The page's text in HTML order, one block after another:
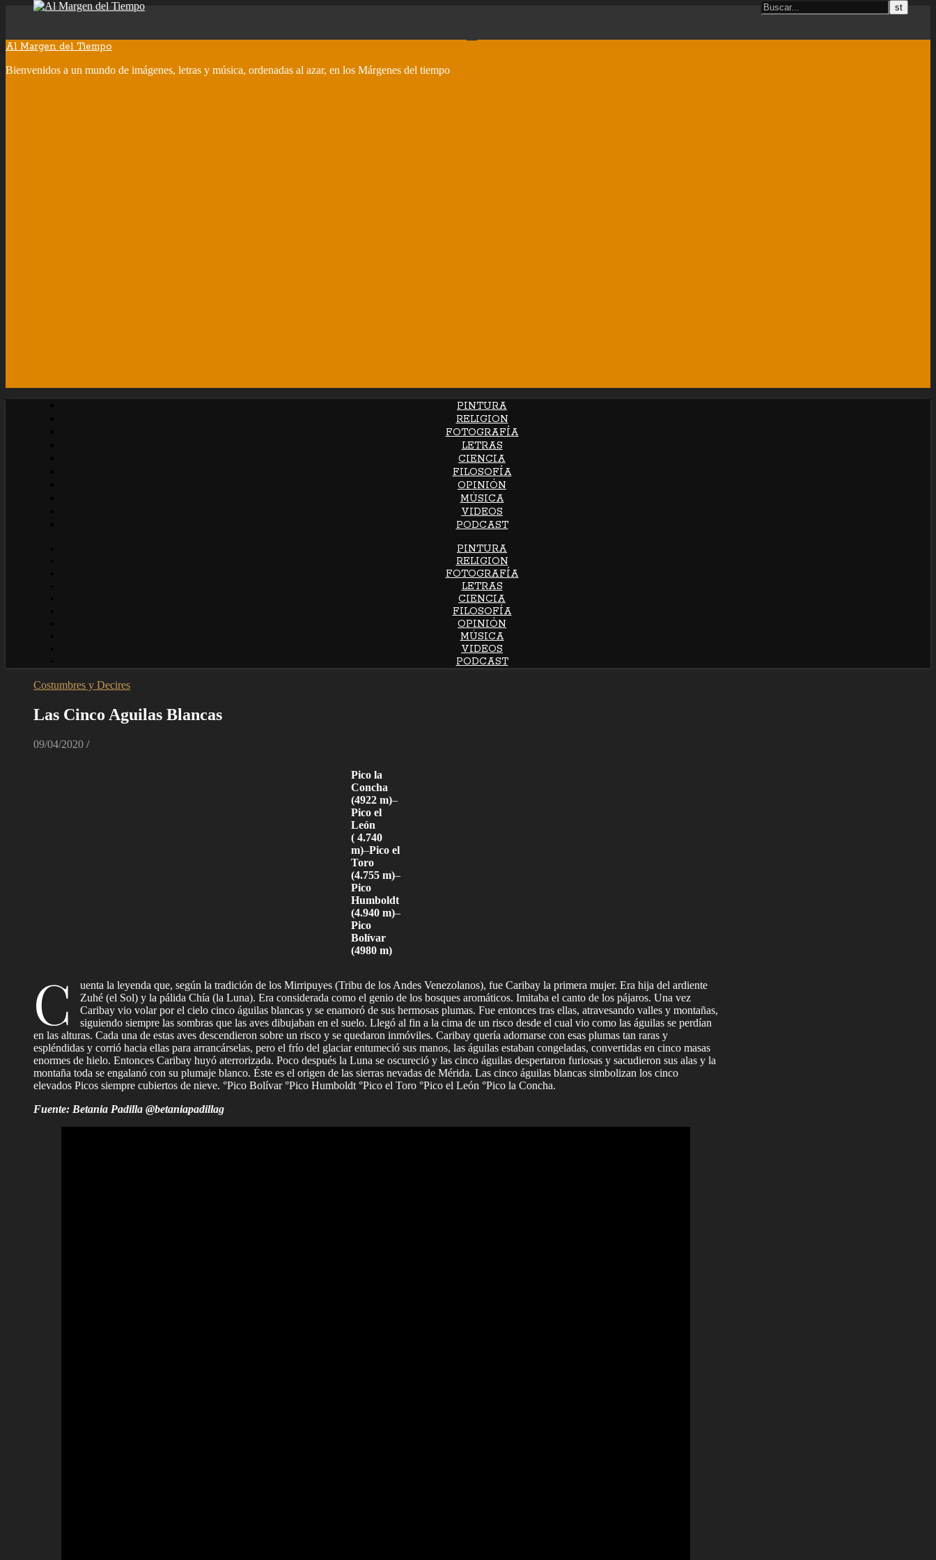
Al Margen del Tiempo
Bienvenidos a un mundo de imágenes, letras y música, ordenadas al azar, en los Márgenes del tiempo
PINTURA
RELIGION
FOTOGRAFÍA
LETRAS
CIENCIA
FILOSOFÍA
OPINIÓN
MÚSICA
VIDEOS
PODCAST
PINTURA
RELIGION
FOTOGRAFÍA
LETRAS
CIENCIA
FILOSOFÍA
OPINIÓN
MÚSICA
VIDEOS
PODCAST
Costumbres y Decires
Las Cinco Aguilas Blancas
09/04/2020 /
Pico la
Concha
(4922 m)–
Pico el
León
( 4.740
m)–Pico el
Toro
(4.755 m)–
Pico
Humboldt
(4.940 m)–
Pico
Bolívar
(4980 m)
C
uenta la leyenda que, según la tradición de los Mirripuyes (Tribu de los Andes Venezolanos), fue Caribay la primera mujer. Era hija del ardiente
Zuhé (el Sol) y la pálida Chía (la Luna). Era considerada como el genio de los bosques aromáticos. Imitaba el canto de los pájaros. Una vez
Caribay vio volar por el cielo cinco águilas blancas y se enamoró de sus hermosas plumas. Fue entonces tras ellas, atravesando valles y montañas,
siguiendo siempre las sombras que las aves dibujaban en el suelo. Llegó al fin a la cima de un risco desde el cual vio como las águilas se perdían
en las alturas. Cada una de estas aves descendieron sobre un risco y se quedaron inmóviles. Caribay quería adornarse con esas plumas tan raras y
espléndidas y corrió hacia ellas para arrancárselas, pero el frío del glaciar entumeció sus manos, las águilas estaban congeladas, convertidas en cinco masas
enormes de hielo. Entonces Caribay huyó aterrorizada. Poco después la Luna se oscureció y las cinco águilas despertaron furiosas y sacudieron sus alas y la
montaña toda se engalanó con su plumaje blanco. Éste es el origen de las sierras nevadas de Mérida. Las cinco águilas blancas simbolizan los cinco
elevados Picos siempre cubiertos de nieve. °Pico Bolívar °Pico Humboldt °Pico el Toro °Pico el León °Pico la Concha.
Fuente: Betania Padilla @betaniapadillag